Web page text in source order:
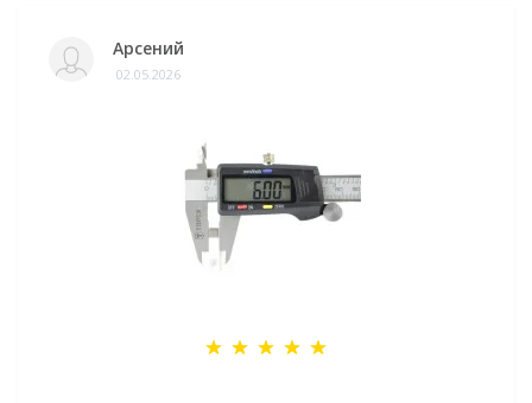
Арсений
02.05.2026